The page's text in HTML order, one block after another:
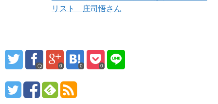
リスト 庄司悟さん
0 0 0